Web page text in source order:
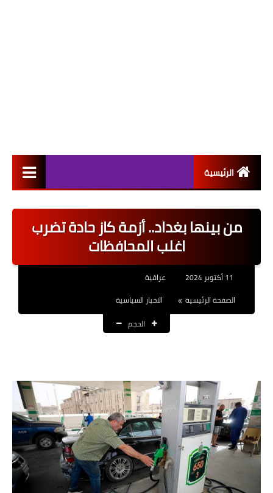
الرئيسية
اخبار القطاع العام
العقود والاجور اليومية
القروض والسلف
المنح المالية
قطع الاراضي
اخبار العراق
من بينها بغداد.. أزمة كاز حادة تضرب
اغلب المحافظات
عراقية
الصفحة الرئيسية
الاخبار السياسية
الحجم